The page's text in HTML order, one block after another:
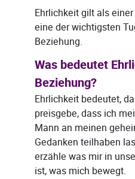
Ehrlichkeit gilt als
eine der wichtigsten
Beziehung.
Was bedeutet
Beziehung?
Ehrlichkeit bedeutet,
preisgebe, dass ich
Mann an meinen
Gedanken teilhaben
erzähle was mir in
ist, was mich bewegt.